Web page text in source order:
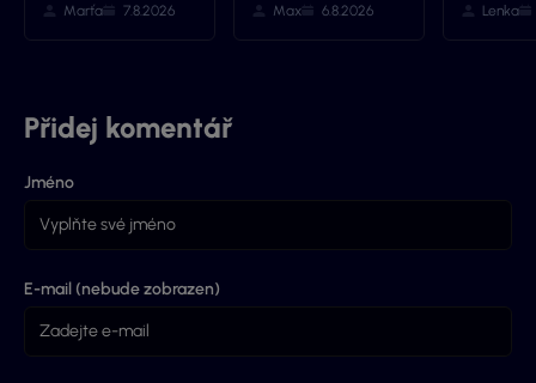
Marťa 7.8.2026 Max 6.8.2026 Lenka
Přidej komentář
Jméno
E-mail (nebude zobrazen)